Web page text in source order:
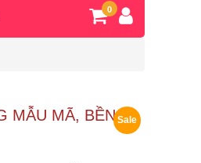
0
Sale
MẪU MÃ, BỀN